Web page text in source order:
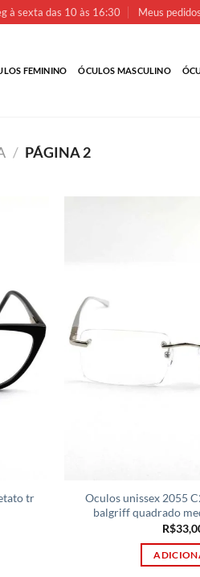
à sexta das 10 às 16:30 Meus pedidos
FEMININO ÓCULOS MASCULINO
/ PÁGINA 2
tr
Oculos unissex 2055
balgriff quadrado
R$